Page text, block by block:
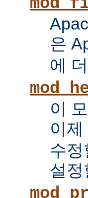
은
에
이
이제
수
설정